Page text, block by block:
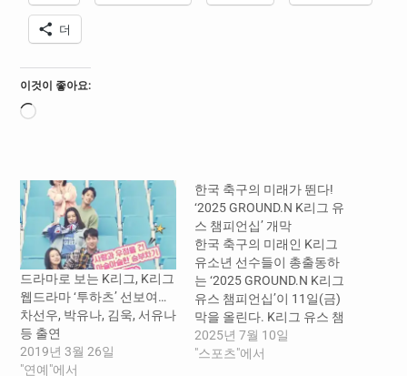
더
이것이 좋아요:
로
드라마로 보는 K리그, K리그
웹드라마 ‘투하츠’ 선보여…
차선우, 박유나, 김욱, 서유나
등 출연
2019년 3월 26일
"연예"에서
한국 축구의 미래가 뛴다!
‘2025 GROUND.N K리그 유
스 챔피언십’ 개막
한국 축구의 미래인 K리그
유소년 선수들이 총출동하
는 ‘2025 GROUND.N K리그
유스 챔피언십’이 11일(금)
막을 올린다. K리그 유스 챔
피언십은 K리그 전 구단 산
하 유소년 팀이 모두 참가하
2025년 7월 10일
"스포츠"에서